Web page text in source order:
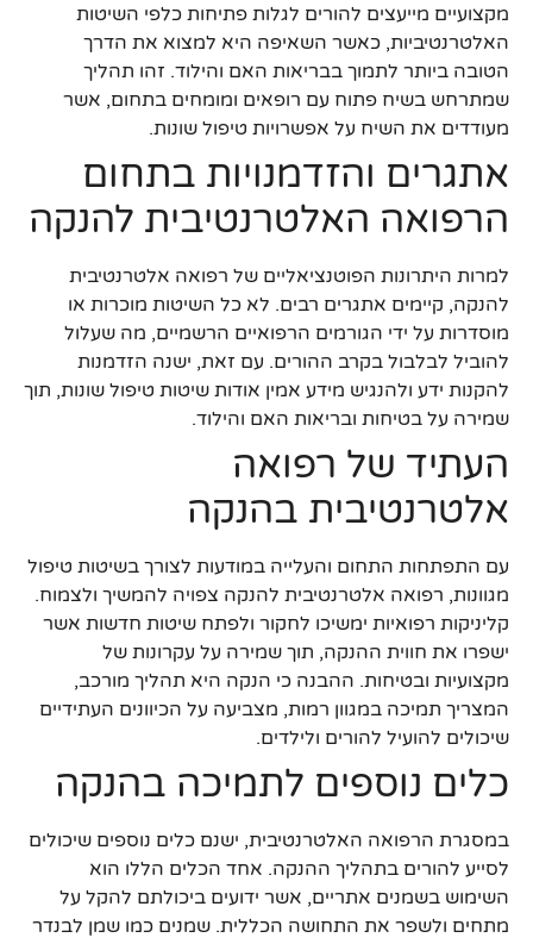
מקצועיים מייעצים להורים לגלות פתיחות כלפי השיטות
האלטרנטיביות, כאשר השאיפה היא למצוא את הדרך
הטובה ביותר לתמוך בבריאות האם והילוד. זהו תהליך
שמתרחש בשיח פתוח עם רופאים ומומחים בתחום, אשר
מעודדים את השיח על אפשרויות טיפול שונות.
אתגרים והזדמנויות בתחום
הרפואה האלטרנטיבית להנקה
למרות היתרונות הפוטנציאליים של רפואה אלטרנטיבית
להנקה, קיימים אתגרים רבים. לא כל השיטות מוכרות או
מוסדרות על ידי הגורמים הרפואיים הרשמיים, מה שעלול
להוביל לבלבול בקרב ההורים. עם זאת, ישנה הזדמנות
להקנות ידע ולהנגיש מידע אמין אודות שיטות טיפול שונות, תוך
שמירה על בטיחות ובריאות האם והילוד.
העתיד של רפואה
אלטרנטיבית בהנקה
עם התפתחות התחום והעלייה במודעות לצורך בשיטות טיפול
מגוונות, רפואה אלטרנטיבית להנקה צפויה להמשיך ולצמוח.
קליניקות רפואיות ימשיכו לחקור ולפתח שיטות חדשות אשר
ישפרו את חווית ההנקה, תוך שמירה על עקרונות של
מקצועיות ובטיחות. ההבנה כי הנקה היא תהליך מורכב,
המצריך תמיכה במגוון רמות, מצביעה על הכיוונים העתידיים
שיכולים להועיל להורים ולילדים.
כלים נוספים לתמיכה בהנקה
במסגרת הרפואה האלטרנטיבית, ישנם כלים נוספים שיכולים
לסייע להורים בתהליך ההנקה. אחד הכלים הללו הוא
השימוש בשמנים אתריים, אשר ידועים ביכולתם להקל על
מתחים ולשפר את התחושה הכללית. שמנים כמו שמן לבנדר